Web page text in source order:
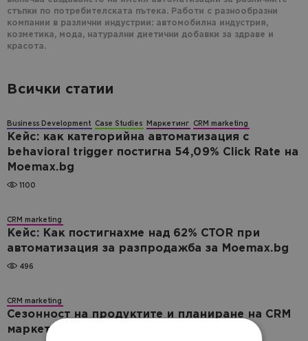
стъпки по потребителската пътека. Работи с разнообразни
компании в различни индустрии: автомобилна индустрия,
козметика, мода, натурални диетични добавки за здраве и
красота.
Всички статии
Business Development Case Studies Маркетинг CRM marketing
Кейс: как категорийна автоматизация с
behavioral trigger постигна 54,09% Click Rate на
Moemax.bg
1100
CRM marketing
Кейс: Как постигнахме над 62% CTOR при
автоматизация за разпродажба за Moemax.bg
496
CRM marketing
Сезонност на продуктите и планиране на CRM
маркетинга през годината